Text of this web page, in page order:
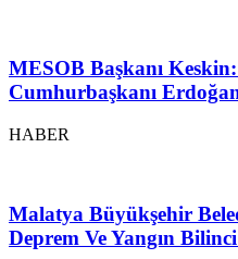
MESOB Başkanı
Cumhurbaşkanı
HABER
Malatya Büyükşehir
Deprem Ve Yangın